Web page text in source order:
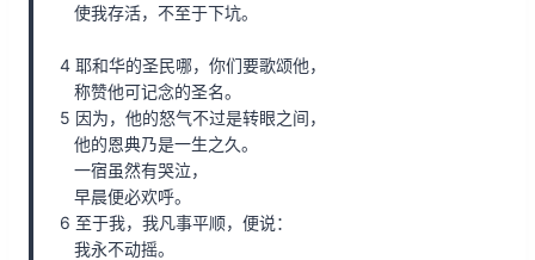
5
使我存活，不至于下坑。
4 耶和华的圣民哪，你们要歌颂他，
称赞他可记念的圣名。
5 因为，他的怒气不过是转眼之间，
他的恩典乃是一生之久。
一宿虽然有哭泣，
早晨便必欢呼。
6 至于我，我凡事平顺，便说：
我永不动摇。